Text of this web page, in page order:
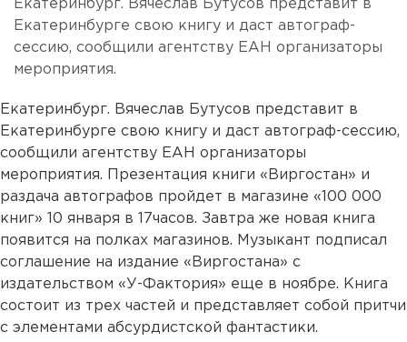
Екатеринбург. Вячеслав Бутусов представит в
Екатеринбурге свою книгу и даст автограф-
сессию, сообщили агентству ЕАН организаторы
мероприятия.
Екатеринбург. Вячеслав Бутусов представит в
Екатеринбурге свою книгу и даст автограф-сессию,
сообщили агентству ЕАН организаторы
мероприятия. Презентация книги «Виргостан» и
раздача автографов пройдет в магазине «100 000
книг» 10 января в 17часов. Завтра же новая книга
появится на полках магазинов. Музыкант подписал
соглашение на издание «Виргостана» с
издательством «У-Фактория» еще в ноябре. Книга
состоит из трех частей и представляет собой притчи
с элементами абсурдистской фантастики.